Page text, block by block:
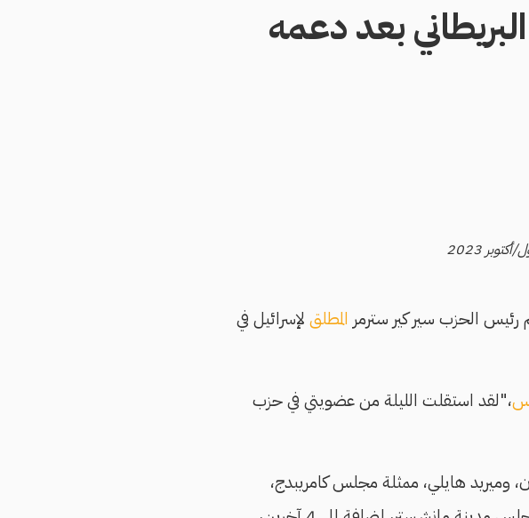
بعد دعمه
رئيس الحزب سير كير سترمر المطلقلإسرائيل في
،"لقد استقلت الليلة من عضويتي في حزب
هايلي، ممثلة مجلس كامريبدج،